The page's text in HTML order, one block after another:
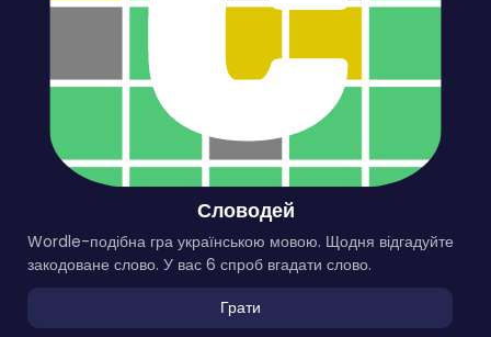
Словодей
Wordle-подібна гра українською мовою. Щодня відгадуйте
закодоване слово. У вас 6 спроб вгадати слово.
Грати